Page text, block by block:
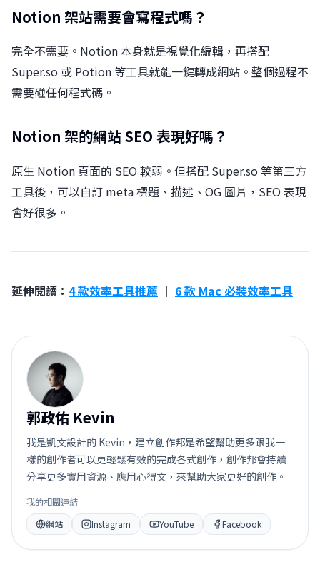
Notion 架站需要會寫程式嗎？
完全不需要。Notion 本身就是視覺化編輯，再搭配
Super.so 或 Potion 等工具就能一鍵轉成網站。整個過程不
需要碰任何程式碼。
Notion 架的網站 SEO 表現好嗎？
原生 Notion 頁面的 SEO 較弱。但搭配 Super.so 等第三方
工具後，可以自訂 meta 標題、描述、OG 圖片，SEO 表現
會好很多。
延伸閱讀： 4 款效率工具推薦 ｜ 6 款 Mac 必裝效率工具
郭
郭政佑 Kevin
我是凱文設計的 Kevin，建立創作邦是希望幫助更多跟我一
樣的創作者可以更輕鬆有效的完成各式創作，創作邦會持續
分享更多實用資源、應用心得文，來幫助大家更好的創作。
我的相關連結
網站
Instagram YouTube Facebook